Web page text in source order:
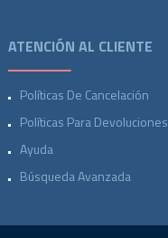
ATENCIÓN AL CLIENTE
Políticas De Cancelación
Políticas Para Devoluciones
Ayuda
Búsqueda Avanzada